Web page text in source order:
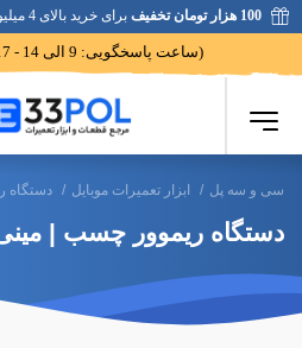
100 هزار تومان تخفیف برای خرید بالای 4 میلیون و 4 قلم کالا!
(ساعت پاسخگویی: 9 الی 14 - 17 الی 20)
سی و سه پل / ابزار تعمیرات موبایل / دستگاه
دستگاه ریموور چسب |